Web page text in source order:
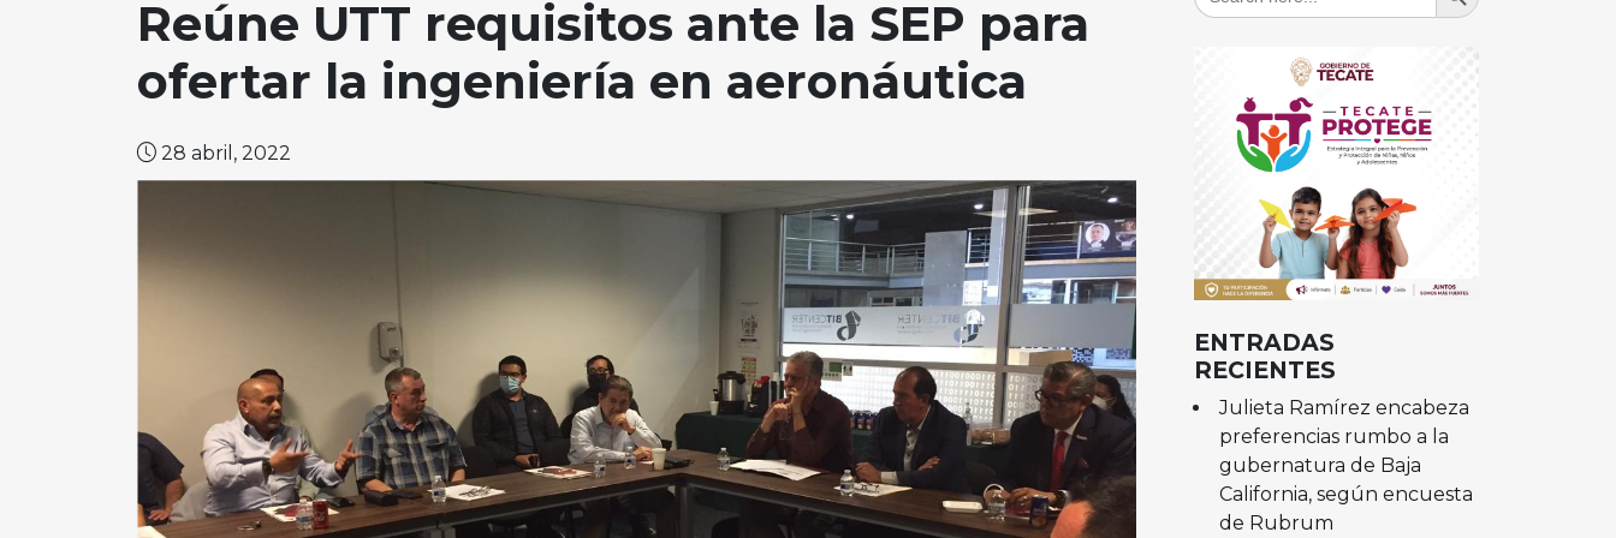
Reúne UTT requisitos ante la SEP para
ofertar la ingeniería en aeronáutica
28 abril, 2022
ENTRADAS
RECIENTES
Julieta Ramírez encabeza
preferencias rumbo a la
gubernatura de Baja
California, según encuesta
de Rubrum